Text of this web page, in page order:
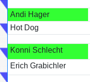
Andi Hager
Hot Dog
Konni Schlecht
Erich Grabichler